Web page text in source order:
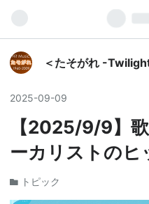
＜たそがれ -
ュージック
2025-09-09
【2025/9/9】
ーカリストのヒ
トピック